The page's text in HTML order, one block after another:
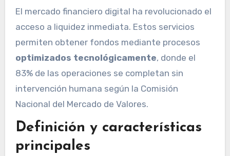
El mercado financiero digital ha revolucionado el
acceso a liquidez inmediata. Estos servicios
permiten obtener fondos mediante procesos
optimizados tecnológicamente, donde el
83% de las operaciones se completan sin
intervención humana según la Comisión
Nacional del Mercado de Valores.
Definición y características
principales